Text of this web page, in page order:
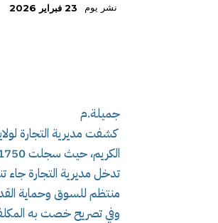
نشر يوم 23 فبراير 2026
جميلة.م
كشفت مديرية التجارة
الكريم، حيث سجلت 1750 تدخل ميداني أسفرت عن رفع 651 مخالفة ارتكبها التجار وتحرير 644 محضرا.
تدخل مديرية التجارة جاء
منتظم للسوق وحماية
وفي تصريح خصت به